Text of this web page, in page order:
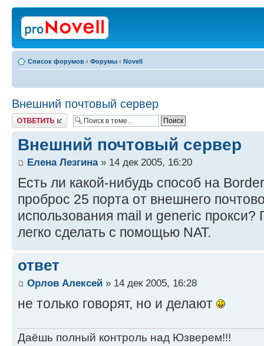
Список форумов ‹ Форумы ‹ Novell
Внешний почтовый сервер
Ответить
Внешний почтовый сервер
Елена Лезгина» 14 дек 2005, 16:20
Есть ли какой-нибудь способ на
проброс 25 порта от внешнего
использования mail и generic прокси?
легко сделать с помощью NAT.
ответ
Орлов Алексей » 14 дек 2005, 16:28
не только говорят, но и делают
Даёшь полный контроль над Юзверем!!!